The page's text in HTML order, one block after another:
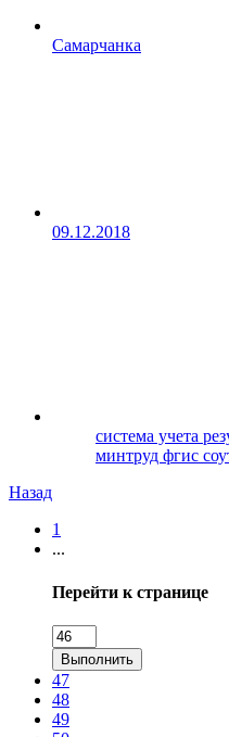
Самарчанка
09.12.2018
система учета
минтруд фгис
Назад
1
...
Перейти к странице
Выполнить
47
48
49